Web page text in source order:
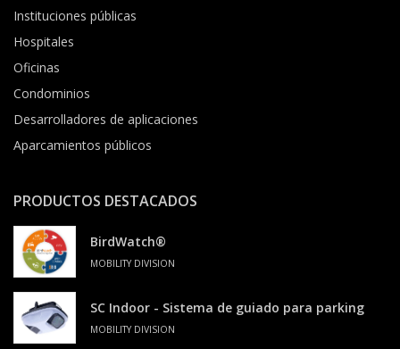
Instituciones públicas
Hospitales
Oficinas
Condominios
Desarrolladores de aplicaciones
Aparcamientos públicos
PRODUCTOS DESTACADOS
BirdWatch®
MOBILITY DIVISION
SC Indoor - Sistema de guiado para parking
MOBILITY DIVISION